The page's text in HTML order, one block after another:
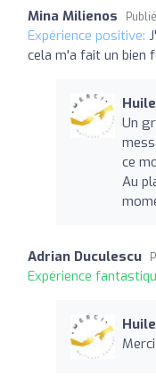
Mina Milienos
Expérience positive:
cela m'a fait un bien
Un
ce
Au
Adrian Duculescu
Expérience